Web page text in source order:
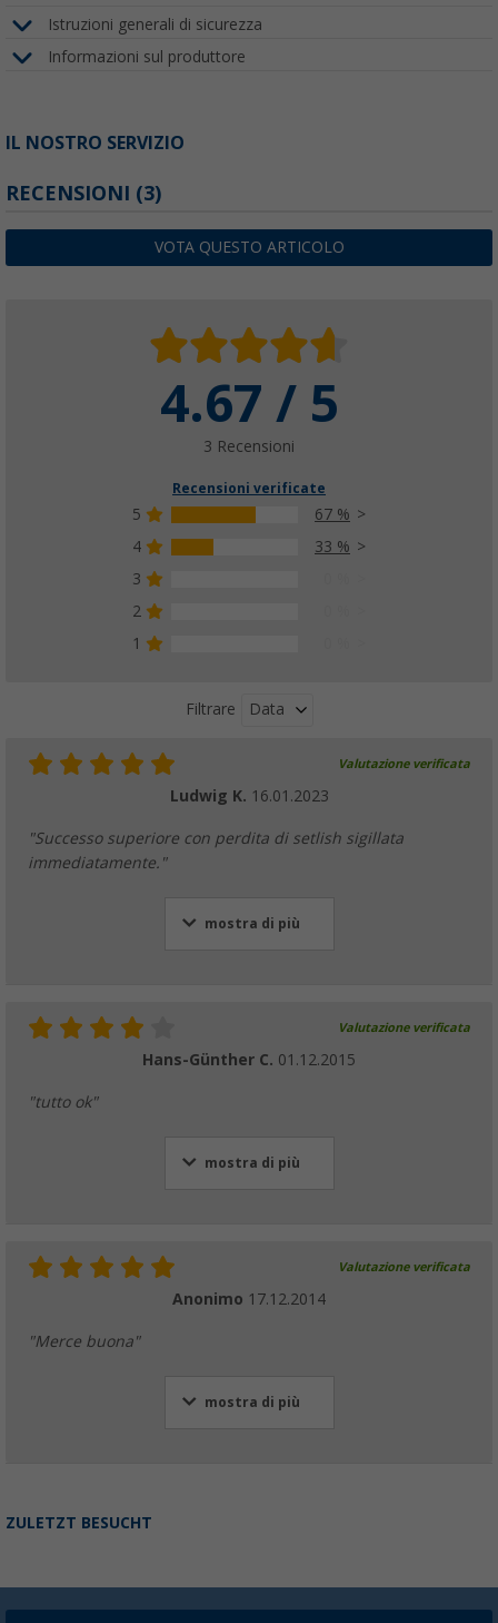
Istruzioni generali di sicurezza
Informazioni sul produttore
IL NOSTRO SERVIZIO
RECENSIONI (3)
VOTA QUESTO ARTICOLO
4.67 / 5
3 Recensioni
Recensioni verificate
5
67 %
4
33 %
3
2
1
Filtrare Data
Valutazione verificata
Ludwig K. 16.01.2023
"Successo superiore con perdita di setlish sigillata
immediatamente."
mostra di più
Valutazione verificata
Hans-Günther C. 01.12.2015
"tutto ok"
mostra di più
Valutazione verificata
Anonimo 17.12.2014
"Merce buona"
mostra di più
ZULETZT BESUCHT